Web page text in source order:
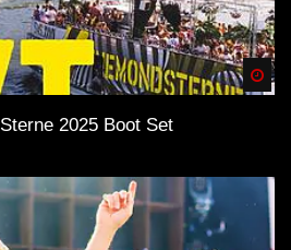
2025 Boot Set